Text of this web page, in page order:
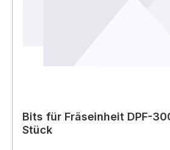
Bits für Fräseinheit DPF-
Stück